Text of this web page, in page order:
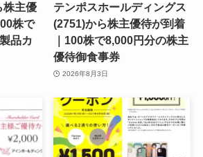
株主優
株で
品カ
テンポスホールディングス
(2751)から株主優待が到着
｜100株で8,000円分の株主
優待御食事券
2026年8月3日